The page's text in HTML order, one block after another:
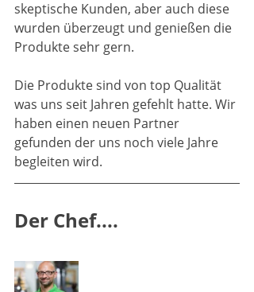
skeptische Kunden, aber auch diese
wurden überzeugt und genießen die
Produkte sehr gern.
Die Produkte sind von top Qualität
was uns seit Jahren gefehlt hatte. Wir
haben einen neuen Partner
gefunden der uns noch viele Jahre
begleiten wird.
Der Chef....